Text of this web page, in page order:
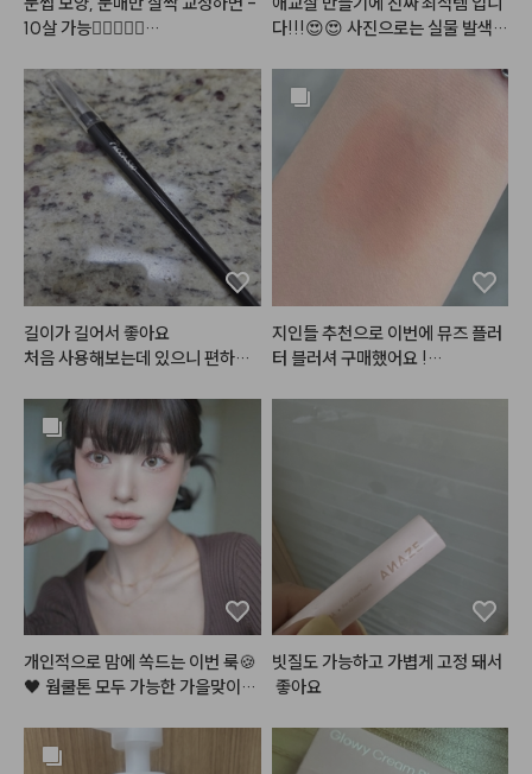
10살 가능👩🏻‍❤️‍👩🏻
#로즈프로젝트 #어두운쿠션 #2
4호#25호
다!!!😍😍 사진으로는 실물 발색이
라펄+핑크펄 섞여서 진짜 영롱하
게 반짝거리구요.✨️ 음영컬러도 진
짜 딱 그림자컬러에요. 쿨핑크 베이
스컬러도 예쁘고, 저 하얀게 크림컨
실러 였더라구요~ 제형도 딱 적당
하고 발색력도 좋고 주름에 끼이지
도 않아요. 팔레트가 예상했던대로
엄청난 초미니 사이즈이긴 한데,
다 쓰면 재구매의사 매우 있습니
다❣️❣️
길이가 길어서 좋아요
처음 사용해보는데 있으니 편하네
지인들 추천으로 이번에 뮤즈 플러
터 블러셔 구매했어요 !
뮤드 플러터 블러셔 전 색상이 다
너무 제 스타일이라 한참 고민하고
메리 뮤즈로 골랐어요 ㅠㅠ💗
가루날림은 어느정도 있지만 지금
까지 제가 사용한 블러셔보단 현저
히 적었고
라가고 제가 생각했던 핑크코랄 색
상으로 발색돼요
개인적으로 맘에 쏙드는 이번 룩🍪
🖤 웜쿨톤 모두 가능한 가을맞이,,
메이크업 이름 지어주세요!😉
빗질도 가능하고 가볍게 고정 돼서
좋아요